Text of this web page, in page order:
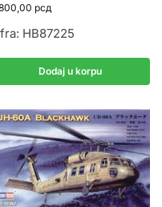
рсд
HB87225
Dodaj u korpu